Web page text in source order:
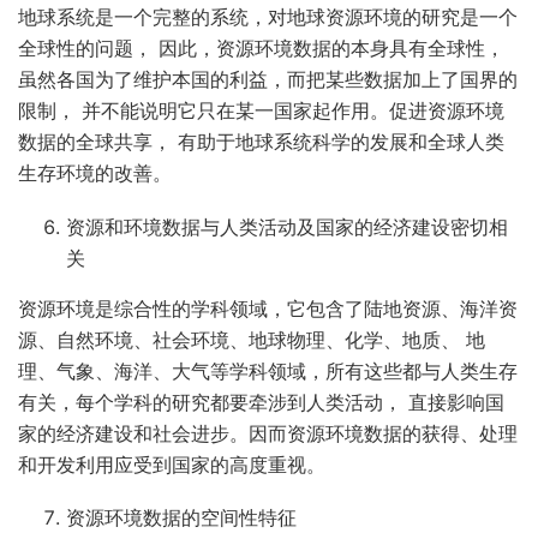
地球系统是一个完整的系统，对地球资源环境的研究是一个
全球性的问题， 因此，资源环境数据的本身具有全球性，
虽然各国为了维护本国的利益，而把某些数据加上了国界的
限制， 并不能说明它只在某一国家起作用。促进资源环境
数据的全球共享， 有助于地球系统科学的发展和全球人类
生存环境的改善。
资源和环境数据与人类活动及国家的经济建设密切相
关
资源环境是综合性的学科领域，它包含了陆地资源、海洋资
源、自然环境、社会环境、地球物理、化学、地质、 地
理、气象、海洋、大气等学科领域，所有这些都与人类生存
有关，每个学科的研究都要牵涉到人类活动， 直接影响国
家的经济建设和社会进步。因而资源环境数据的获得、处理
和开发利用应受到国家的高度重视。
资源环境数据的空间性特征